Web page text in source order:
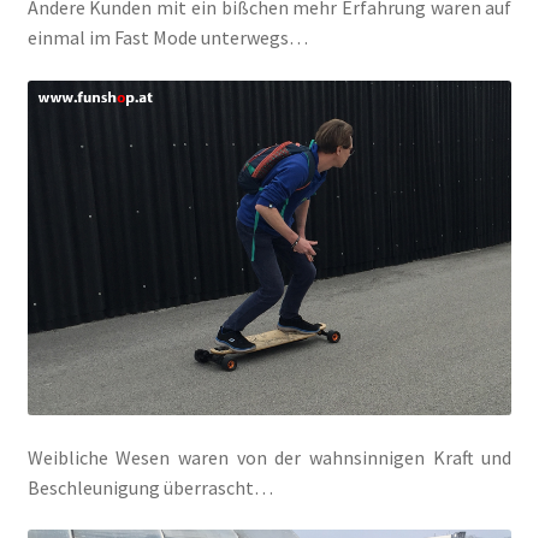
Andere Kunden mit ein bißchen mehr Erfahrung waren auf
einmal im Fast Mode unterwegs…
Weibliche Wesen waren von der wahnsinnigen Kraft und
Beschleunigung überrascht…